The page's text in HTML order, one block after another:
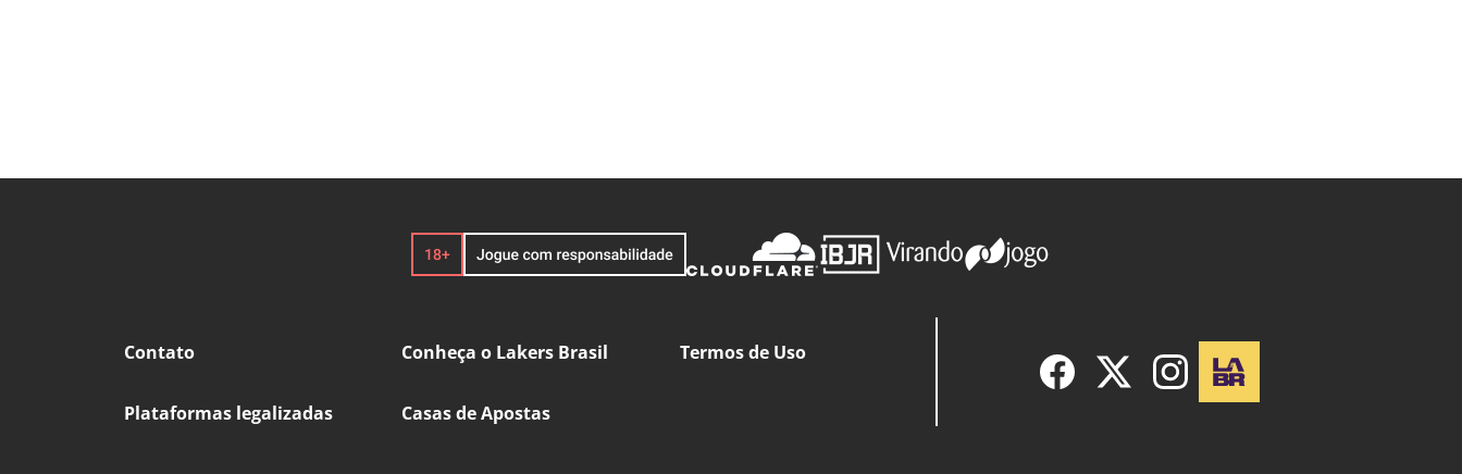
Contato Conheça o Lakers Brasil Termos de Uso
Plataformas legalizadas Casas de Apostas